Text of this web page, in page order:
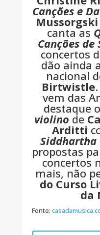
Canções e
Mussorgski
canta as
Canções de
concertos
dão ainda
nacional
Birtwistle
vem das
destaque o
violino de
Arditti
Siddhartha
propostas
concertos
mais, não
do Curso
da
Fonte: